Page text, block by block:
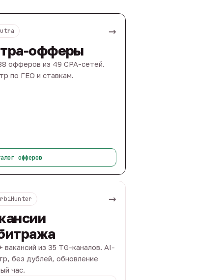
→
офферы
офферов из 49 CPA-сетей.
по ГЕО и ставкам.
офферов
→
вакансий из 35 TG-каналов. AI-
без дублей, обновление
час.